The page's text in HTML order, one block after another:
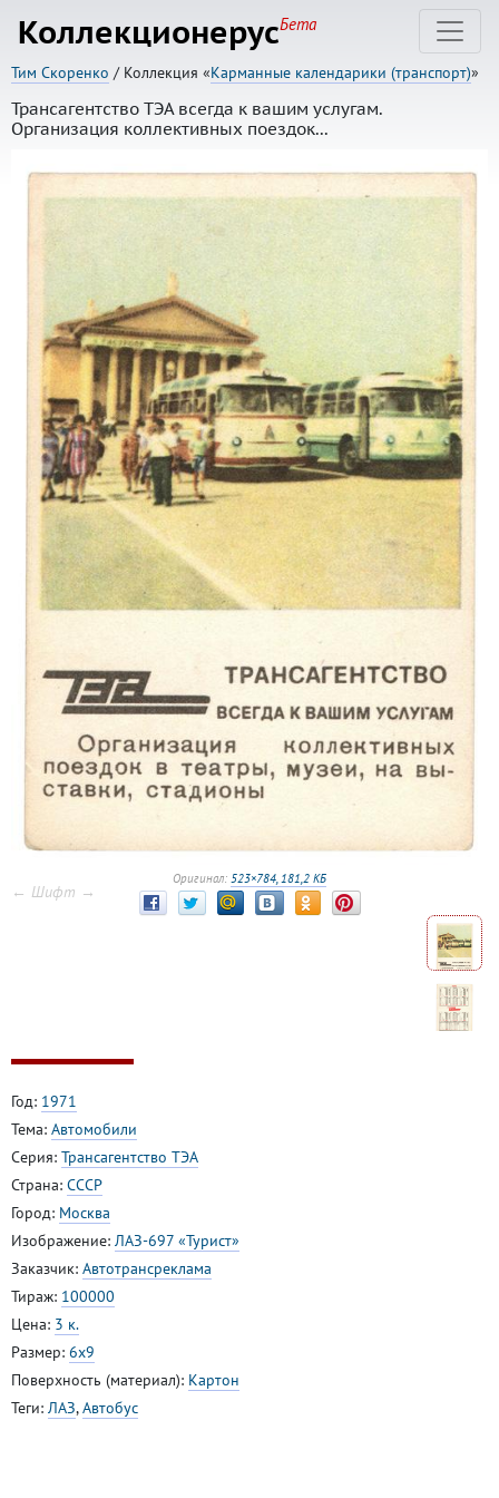
КоллекционерусБета
Тим Скоренко / Коллекция «Карманные календарики (транспорт)»
Трансагентство ТЭА всегда к вашим услугам.
Организация коллективных поездок...
Оригинал: 523×784, 181,2 КБ
← Шифт →
Год: 1971
Тема: Автомобили
Серия: Трансагентство ТЭА
Страна: СССР
Город: Москва
Изображение: ЛАЗ-697 «Турист»
Заказчик: Автотрансреклама
Тираж: 100000
Цена: 3 к.
Размер: 6x9
Поверхность (материал): Картон
Теги: ЛАЗ,Автобус